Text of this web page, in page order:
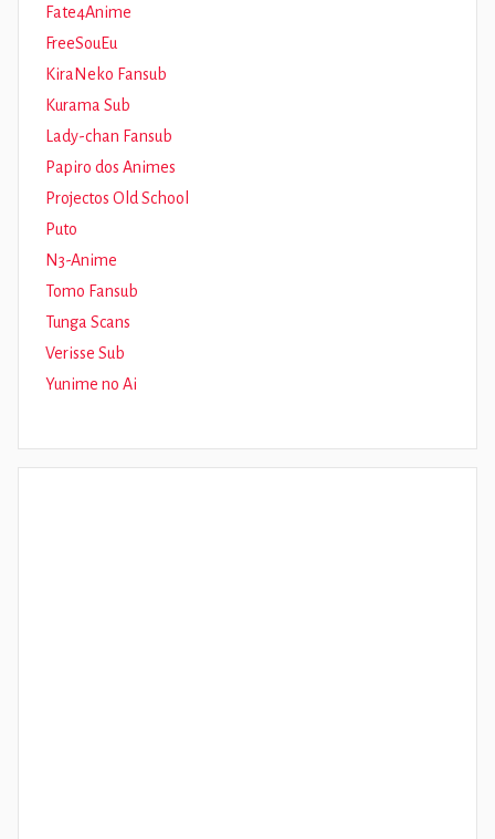
Fate4Anime
FreeSouEu
KiraNeko Fansub
Kurama Sub
Lady-chan Fansub
Papiro dos Animes
Projectos Old School
Puto
N3-Anime
Tomo Fansub
Tunga Scans
Verisse Sub
Yunime no Ai